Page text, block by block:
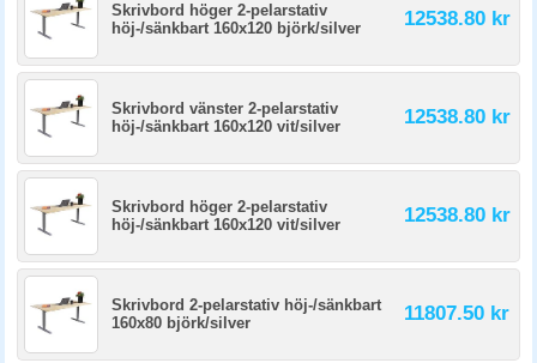
Skrivbord höger 2-pelarstativ
höj-/sänkbart 160x120 björk/silver
12538.80 kr
Skrivbord vänster 2-pelarstativ
höj-/sänkbart 160x120 vit/silver
12538.80 kr
Skrivbord höger 2-pelarstativ
höj-/sänkbart 160x120 vit/silver
12538.80 kr
Skrivbord 2-pelarstativ höj-/sänkbart
160x80 björk/silver
11807.50 kr